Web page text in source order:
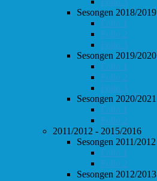
Sesongen 2018/2019
Follo 1
Follo 2
Follo 3
Sesongen 2019/2020
Follo 1
Follo 2
Follo 3
Sesongen 2020/2021
Follo 1
Follo 2
2011/2012 - 2015/2016
Sesongen 2011/2012
Follo 1
Follo 2
Sesongen 2012/2013